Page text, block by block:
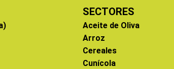
SECTORES
Aceite de Oliva
Arroz
Cereales
Cunícola